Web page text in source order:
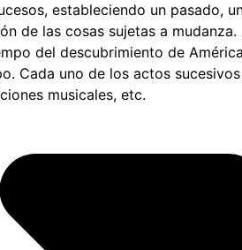
estableciendo un pasado,
de las cosas sujetas a mudanza.
del descubrimiento de
Cada uno de los actos
musicales, etc.